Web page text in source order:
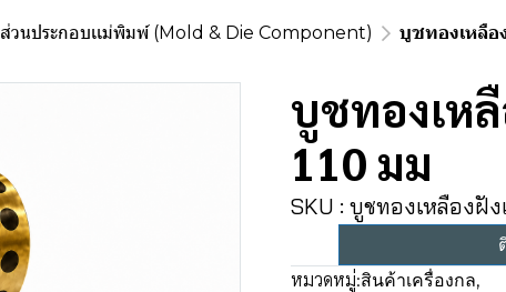
ส่วนประกอบเเม่พิมพ์ (Mold & Die Component) บูชทองเหลือ
บูชทองเห
110 มม
SKU : บูชทองเหลืองฝั
หมวดหมู่:สินค้าเครื่องกล,